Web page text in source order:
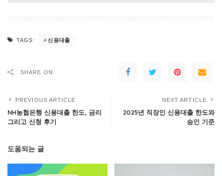
TAGS: 신용대출
SHARE ON
PREVIOUS ARTICLE
NH농협은행 신용대출 한도, 금리
그리고 신청 후기
NEXT ARTICLE
2025년 직장인 신용대출 한도와
승인 기준
도움되는 글